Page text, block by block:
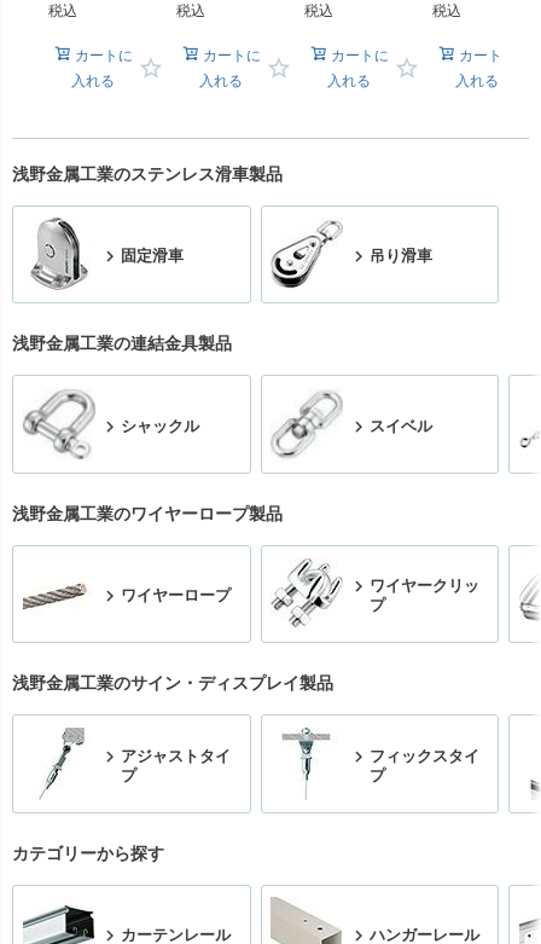
税込
カートに
入れる
税込
カートに
入れる
税込
カートに
入れる
税込
カートに
入れる
浅野金属工業のステンレス滑車製品
固定滑車 吊り滑車
浅野金属工業の連結金具製品
シャックル スイベル
浅野金属工業のワイヤーロープ製品
ワイヤーロープ
ワイヤークリッ
プ
浅野金属工業のサイン・ディスプレイ製品
アジャストタイ
プ
フィックスタイ
プ
カテゴリーから探す
カーテンレール ハンガーレール